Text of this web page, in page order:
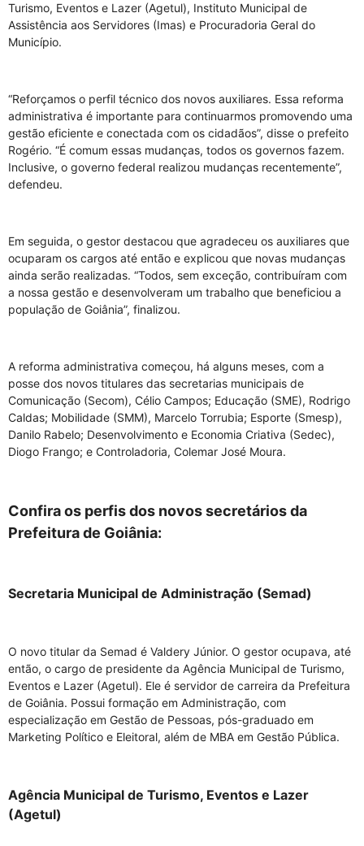
Turismo, Eventos e Lazer (Agetul), Instituto Municipal de
Assistência aos Servidores (Imas) e Procuradoria Geral do
Município.
“Reforçamos o perfil técnico dos novos auxiliares. Essa reforma
administrativa é importante para continuarmos promovendo uma
gestão eficiente e conectada com os cidadãos”, disse o prefeito
Rogério. “É comum essas mudanças, todos os governos fazem.
Inclusive, o governo federal realizou mudanças recentemente”,
defendeu.
Em seguida, o gestor destacou que agradeceu os auxiliares que
ocuparam os cargos até então e explicou que novas mudanças
ainda serão realizadas. “Todos, sem exceção, contribuíram com
a nossa gestão e desenvolveram um trabalho que beneficiou a
população de Goiânia”, finalizou.
A reforma administrativa começou, há alguns meses, com a
posse dos novos titulares das secretarias municipais de
Comunicação (Secom), Célio Campos; Educação (SME), Rodrigo
Caldas; Mobilidade (SMM), Marcelo Torrubia; Esporte (Smesp),
Danilo Rabelo; Desenvolvimento e Economia Criativa (Sedec),
Diogo Frango; e Controladoria, Colemar José Moura.
Confira os perfis dos novos secretários da
Prefeitura de Goiânia:
Secretaria Municipal de Administração (Semad)
O novo titular da Semad é Valdery Júnior. O gestor ocupava, até
então, o cargo de presidente da Agência Municipal de Turismo,
Eventos e Lazer (Agetul). Ele é servidor de carreira da Prefeitura
de Goiânia. Possui formação em Administração, com
especialização em Gestão de Pessoas, pós-graduado em
Marketing Político e Eleitoral, além de MBA em Gestão Pública.
Agência Municipal de Turismo, Eventos e Lazer
(Agetul)